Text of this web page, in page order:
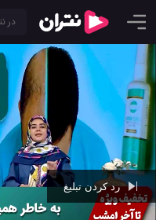
رد کردن تبلیغ